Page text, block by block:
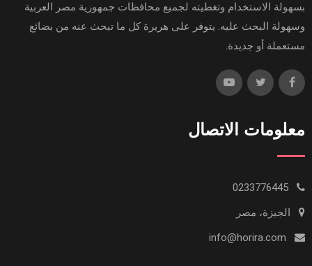
بسهولة الاستخدام وتغطيته لجميع محافظات جمهورية مصر العربية
وسهولة البحث عليه. يتوفر على هريرة كل ما تبحث عنه من بضائع
مستعملة أو جديدة.
معلومات الاتصال
الجيزة، مصر